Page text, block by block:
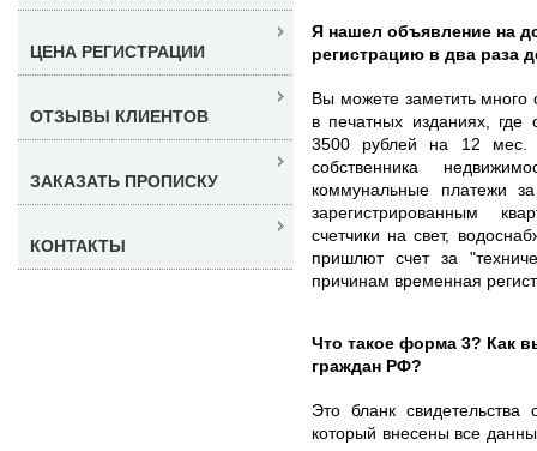
Я нашел объявление на
регистрацию в два раза
Вы можете заметить много
в печатных изданиях,
3500 рублей на 12 мес.
собственника
коммунальные платежи
зарегистрированным
счетчики на свет,
пришлют счет за
причинам временная
Что такое форма 3? Как
граждан РФ?
Это бланк
который внесены все
ЦЕНА РЕГИСТРАЦИИ
ОТЗЫВЫ КЛИЕНТОВ
ЗАКАЗАТЬ ПРОПИСКУ
КОНТАКТЫ